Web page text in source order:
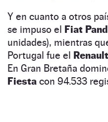
Y en cuanto a otros
se impuso el Fiat
unidades), mientras
Portugal fue el
En Gran Bretaña
Fiesta con 94.533